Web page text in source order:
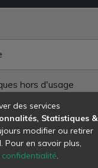
hors d'usage
des services
Statistiques &
modifier ou retirer
Pour en savoir plus,
.